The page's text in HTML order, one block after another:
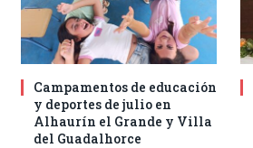
Campamentos de educación
y deportes de julio en
Alhaurín el Grande y Villa
del Guadalhorce